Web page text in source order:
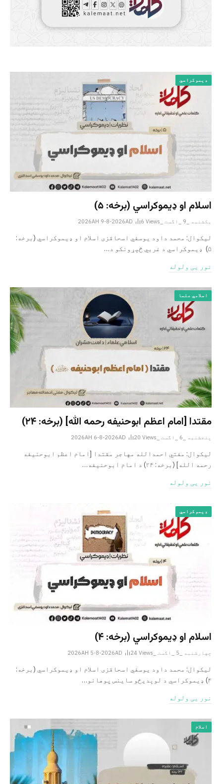
ډیموکراسي
اسلام او ډیموکراسي (برخه: ۵)
یکشنبه _9 _اگست _2026AH 9-8-2026AD 6 Views
لیکوال: محمد داود یوسفي اسحاقزی اسلام او ډیموکراسي (برخه:
۵) ډیموکراسي د غربي څېړونکو د…
نور یی ولوله
اسلامي علما
مقتدا [امام اعظم ابوحنیفه رحمه الله‎] (برخه: ۲۴)
پنجشنبه _6 _اگست _2026AH 6-8-2026AD 20 Views
لیکوال: مفتي احمدالله مهاجر مقتدا [امام اعظم ابوحنیفه
رحمه الله‎] (برخه: ۲۴) د امام ابوحنيفه…
نور یی ولوله
ډیموکراسي
اسلام او ډیموکراسي (برخه: ۴)
چهارشنبه _5 _اگست _2026AH 5-8-2026AD 24 Views
لیکوال: محمد داود یوسفي اسحاقزی اسلام او ډیموکراسي (برخه:
۴) ډیموکراسي د لوېدیځو ساینس پوهانو…
نور یی ولوله
اسلام